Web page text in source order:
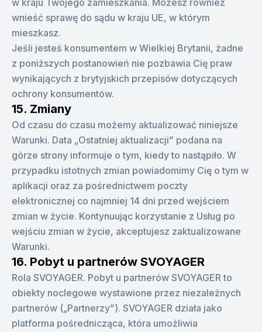
w kraju Twojego zamieszkania. Możesz również
wnieść sprawę do sądu w kraju UE, w którym
mieszkasz.
Jeśli jesteś konsumentem w Wielkiej Brytanii, żadne
z poniższych postanowień nie pozbawia Cię praw
wynikających z brytyjskich przepisów dotyczących
ochrony konsumentów.
15. Zmiany
Od czasu do czasu możemy aktualizować niniejsze
Warunki. Data „Ostatniej aktualizacji” podana na
górze strony informuje o tym, kiedy to nastąpiło. W
przypadku istotnych zmian powiadomimy Cię o tym w
aplikacji oraz za pośrednictwem poczty
elektronicznej co najmniej 14 dni przed wejściem
zmian w życie. Kontynuując korzystanie z Usług po
wejściu zmian w życie, akceptujesz zaktualizowane
Warunki.
16. Pobyt u partnerów SVOYAGER
Rola SVOYAGER. Pobyt u partnerów SVOYAGER to
obiekty noclegowe wystawione przez niezależnych
partnerów („Partnerzy”). SVOYAGER działa jako
platforma pośrednicząca, która umożliwia